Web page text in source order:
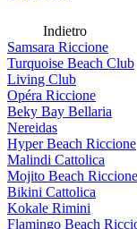
Indietro
Samsara Riccione
Turquoise Beach Club
Living Club
Opéra Riccione
Beky Bay Bellaria
Nereidas
Hyper Beach Riccione
Malindi Cattolica
Mojito Beach Riccione
Bikini Cattolica
Kokale Rimini
Flamingo Beach